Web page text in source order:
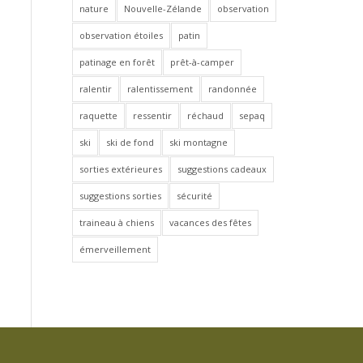
nature Nouvelle-Zélande observation
observation étoiles patin
patinage en forêt prêt-à-camper
ralentir ralentissement randonnée
raquette ressentir réchaud sepaq
ski ski de fond ski montagne
sorties extérieures suggestions cadeaux
suggestions sorties sécurité
traineau à chiens vacances des fêtes
émerveillement